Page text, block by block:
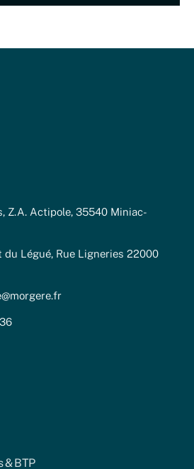
Z.A. Actipole, 35540 Miniac-
du Légué, Rue Ligneries 22000
& BTP